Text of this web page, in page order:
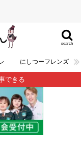
search
にしつーフレンズ
できる